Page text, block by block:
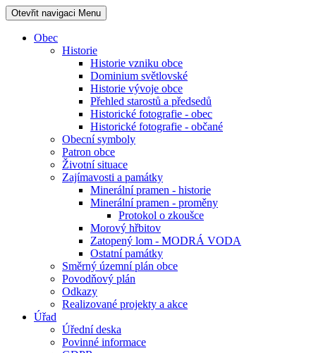
Otevřit navigaci Menu
Obec
Historie
Historie vzniku obce
Dominium světlovské
Historie vývoje obce
Přehled starostů a předsedů
Historické fotografie - obec
Historické fotografie - občané
Obecní symboly
Patron obce
Životní situace
Zajímavosti a památky
Minerální pramen - historie
Minerální pramen - proměny
Protokol o zkoušce
Morový hřbitov
Zatopený lom - MODRÁ VODA
Ostatní památky
Směrný územní plán obce
Povodňový plán
Odkazy
Realizované projekty a akce
Úřad
Úřední deska
Povinné informace